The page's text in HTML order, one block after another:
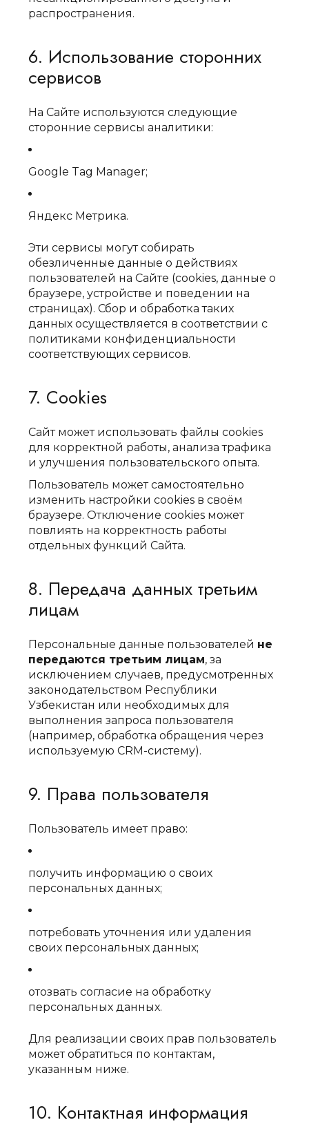
распространения.
6. Использование сторонних
сервисов
На Сайте используются следующие
сторонние сервисы аналитики:
Google Tag Manager;
Яндекс Метрика.
Эти сервисы могут собирать
обезличенные данные о действиях
пользователей на Сайте (cookies, данные о
браузере, устройстве и поведении на
страницах). Сбор и обработка таких
данных осуществляется в соответствии с
политиками конфиденциальности
соответствующих сервисов.
7. Cookies
Сайт может использовать файлы cookies
для корректной работы, анализа трафика
и улучшения пользовательского опыта.
Пользователь может самостоятельно
изменить настройки cookies в своём
браузере. Отключение cookies может
повлиять на корректность работы
отдельных функций Сайта.
8. Передача данных третьим
лицам
Персональные данные пользователей не
передаются третьим лицам, за
исключением случаев, предусмотренных
законодательством Республики
Узбекистан или необходимых для
выполнения запроса пользователя
(например, обработка обращения через
используемую CRM-систему).
9. Права пользователя
Пользователь имеет право:
получить информацию о своих
персональных данных;
потребовать уточнения или удаления
своих персональных данных;
отозвать согласие на обработку
персональных данных.
Для реализации своих прав пользователь
может обратиться по контактам,
указанным ниже.
10. Контактная информация